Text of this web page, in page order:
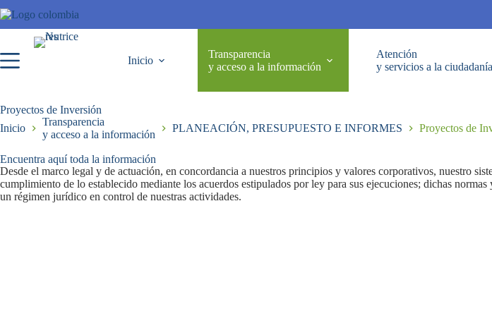
Inicio
Transparencia
y acceso a la información
Atención
y servicios a la ciudadanía
Proyectos de Inversión
Inicio
Transparencia
y acceso a la información
PLANEACIÓN, PRESUPUESTO E INFORMES Proyectos de
Encuentra aquí toda la información
Desde el marco legal y de actuación, en concordancia a nuestros principios y valores corporativos, nuestro
cumplimiento de lo establecido mediante los acuerdos estipulados por ley para sus ejecuciones; dichas
un régimen jurídico en control de nuestras actividades.